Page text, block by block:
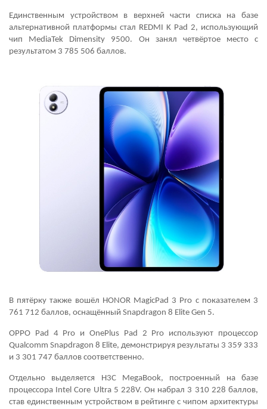
Единственным устройством в верхней части списка на базе
альтернативной платформы стал REDMI K Pad 2, использующий
чип MediaTek Dimensity 9500. Он занял четвёртое место с
результатом 3 785 506 баллов.
В пятёрку также вошёл HONOR MagicPad 3 Pro с показателем 3
761 712 баллов, оснащённый Snapdragon 8 Elite Gen 5.
OPPO Pad 4 Pro и OnePlus Pad 2 Pro используют процессор
Qualcomm Snapdragon 8 Elite, демонстрируя результаты 3 359 333
и 3 301 747 баллов соответственно.
Отдельно выделяется H3C MegaBook, построенный на базе
процессора Intel Core Ultra 5 228V. Он набрал 3 310 228 баллов,
став единственным устройством в рейтинге с чипом архитектуры